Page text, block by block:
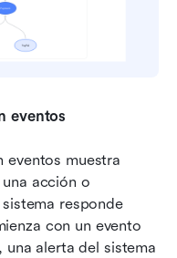
eventos
eventos muestra
acción o
responde
con un evento
alerta del sistema